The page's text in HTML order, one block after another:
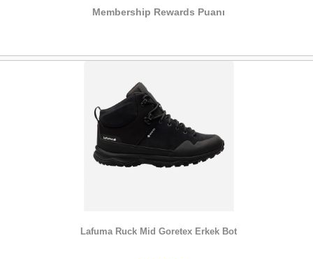
Membership Rewards Puanı
Lafuma Ruck Mid Goretex Erkek Bot